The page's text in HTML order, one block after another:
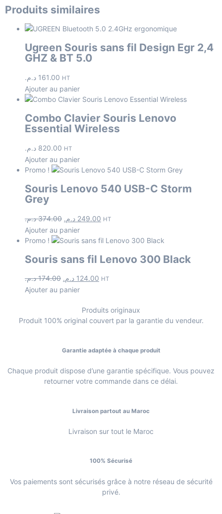
Produits similaires
Ugreen Souris sans fil Design Egr 2,4
GHZ & BT 5.0
161.00 د.م. HT
Ajouter au panier
Combo Clavier Souris Lenovo
Essential Wireless
820.00 د.م. HT
Ajouter au panier
Promo !
Souris Lenovo 540 USB-C Storm
Grey
374.00 د.م. 249.00 د.م. HT
Ajouter au panier
Promo !
Souris sans fil Lenovo 300 Black
174.00 د.م. 124.00 د.م. HT
Ajouter au panier
Produits originaux
Produit 100% original couvert par la garantie du vendeur.
Garantie adaptée à chaque produit
Chaque produit dispose d’une garantie spécifique. Vous pouvez
retourner votre commande dans ce délai.
Livraison partout au Maroc
Livraison sur tout le Maroc
100% Sécurisé
Vos paiements sont sécurisés grâce à notre réseau de sécurité
privé.